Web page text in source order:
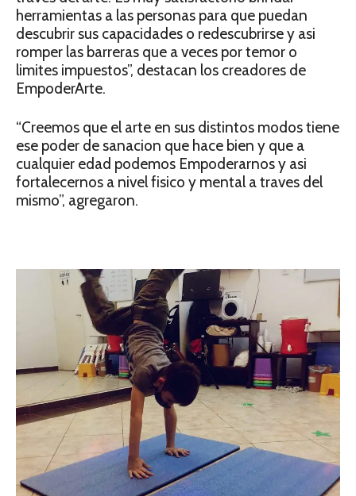
herramientas a las personas para que puedan
descubrir sus capacidades o redescubrirse y asi
romper las barreras que a veces por temor o
limites impuestos”, destacan los creadores de
EmpoderArte.
“Creemos que el arte en sus distintos modos tiene
ese poder de sanacion que hace bien y que a
cualquier edad podemos Empoderarnos y asi
fortalecernos a nivel fisico y mental a traves del
mismo”, agregaron.